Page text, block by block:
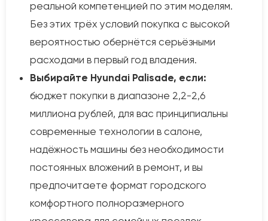
реальной компетенцией по этим моделям.
Без этих трёх условий покупка с высокой
вероятностью обернётся серьёзными
расходами в первый год владения.
Выбирайте Hyundai Palisade, если:
бюджет покупки в диапазоне 2,2-2,6
миллиона рублей, для вас принципиальны
современные технологии в салоне,
надёжность машины без необходимости
постоянных вложений в ремонт, и вы
предпочитаете формат городского
комфортного полноразмерного